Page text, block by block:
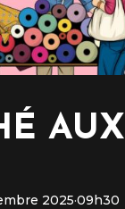
AUX
2025·09h30